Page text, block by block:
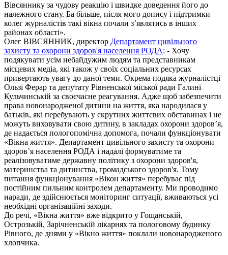
Вівсяннику за чудову реакцію і швидке доведення його до
належного стану. Ба більше, після мого допису і підтримки
колег журналістів такі вікна почали зʼявлятись в інших
районах області».
Олег ВІВСЯННИК, директор Департамент цивільного
захисту та охорони здоров'я населення РОДА: - Хочу
подякувати усім небайдужим людям та представникам
місцевих медіа, які також у своїх соціальних ресурсах
привертають увагу до даної теми. Окрема подяка журналістці
Ользі Ферар та депутату Рівненської міської ради Галині
Кульчинській за своєчасне реагування. Адже щоб забезпечити
права новонародженої дитини на життя, яка народилася у
батьків, які перебувають у скрутних життєвих обставинах і не
можуть виховувати свою дитину, в закладах охорони здоровʼя,
де надається пологопомічна допомога, почали функціонувати
«Вікна життя». Департамент цивільного захисту та охорони
здоровʼя населення РОДА і надалі формуватиме та
реалізовуватиме державну політику з охорони здоров'я,
материнства та дитинства, громадського здоров'я. Тому
питання функціонування «Вікон життя» перебуває під
постійним пильним контролем департаменту. Ми проводимо
наради, де здійснюється моніторинг ситуації, вживаються усі
необхідні організаційні заходи.
До речі, «Вікна життя» вже відкрито у Гощанській,
Острозькій, Зарічненській лікарнях та пологовому будинку
Рівного, де днями у «Вікно життя» поклали новонародженого
хлопчика.